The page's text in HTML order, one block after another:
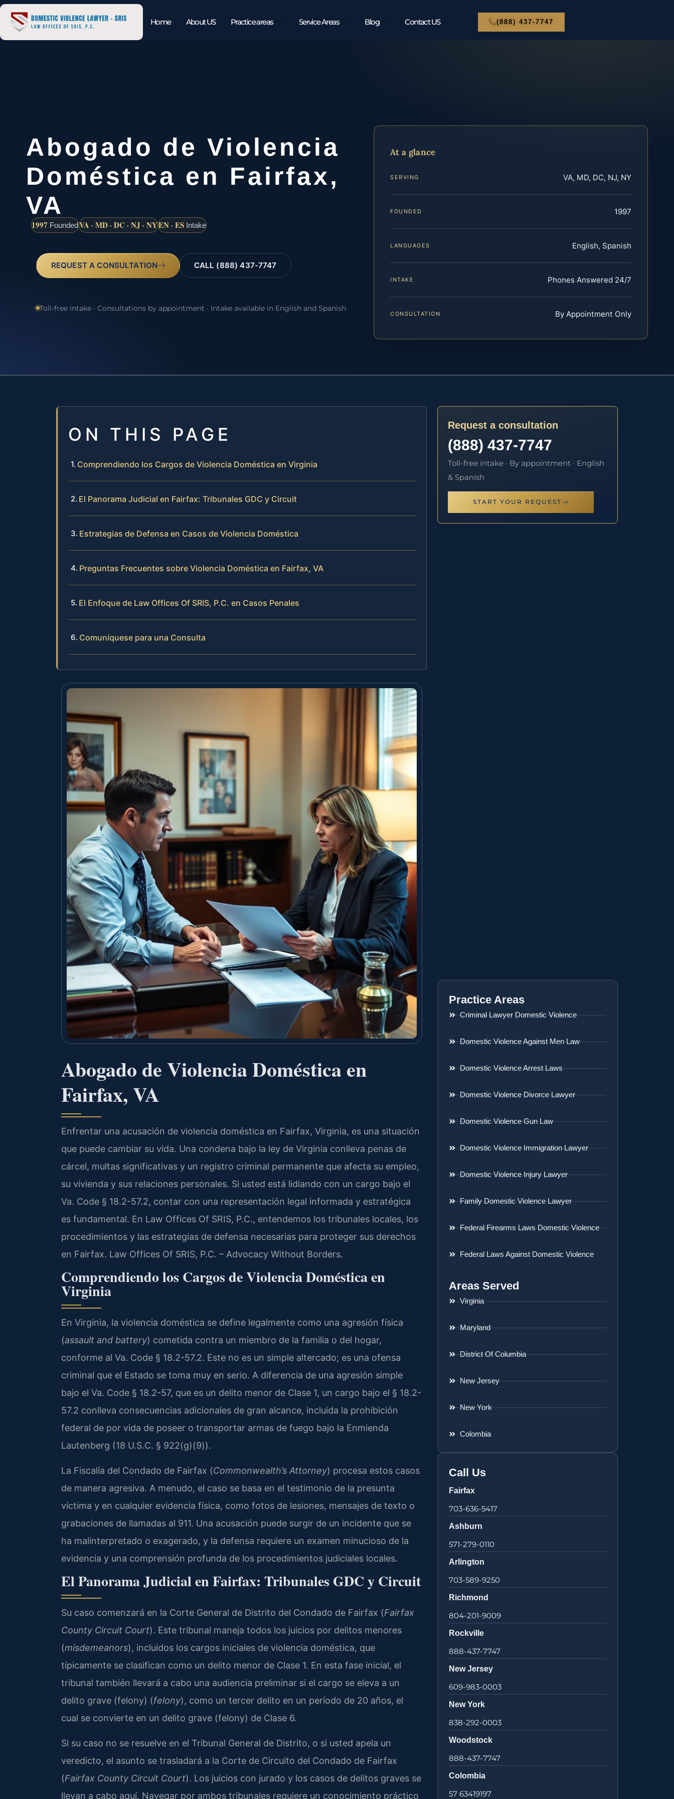
Home About US Practice areas Service Areas Blog Contact US (888) 437-7747
Abogado de Violencia
Doméstica en Fairfax,
VA
1997 FoundedVA · MD · DC · NJ · NYEN · ES Intake
REQUEST A CONSULTATION CALL (888) 437-7747
Toll-free intake · Consultations by appointment · Intake available in English and Spanish
At a glance
SERVING VA, MD, DC, NJ, NY
FOUNDED 1997
LANGUAGES English, Spanish
INTAKE Phones Answered 24/7
CONSULTATION By Appointment Only
ON THIS PAGE
Comprendiendo los Cargos de Violencia Doméstica en Virginia
El Panorama Judicial en Fairfax: Tribunales GDC y Circuit
Estrategias de Defensa en Casos de Violencia Doméstica
Preguntas Frecuentes sobre Violencia Doméstica en Fairfax, VA
El Enfoque de Law Offices Of SRIS, P.C. en Casos Penales
Comuníquese para una Consulta
Abogado de Violencia Doméstica en
Fairfax, VA
Enfrentar una acusación de violencia doméstica en Fairfax, Virginia, es una situación
que puede cambiar su vida. Una condena bajo la ley de Virginia conlleva penas de
cárcel, multas significativas y un registro criminal permanente que afecta su empleo,
su vivienda y sus relaciones personales. Si usted está lidiando con un cargo bajo el
Va. Code § 18.2-57.2, contar con una representación legal informada y estratégica
es fundamental. En Law Offices Of SRIS, P.C., entendemos los tribunales locales, los
procedimientos y las estrategias de defensa necesarias para proteger sus derechos
en Fairfax. Law Offices Of SRIS, P.C. – Advocacy Without Borders.
Comprendiendo los Cargos de Violencia Doméstica en
Virginia
En Virginia, la violencia doméstica se define legalmente como una agresión física
(assault and battery) cometida contra un miembro de la familia o del hogar,
conforme al Va. Code § 18.2-57.2. Este no es un simple altercado; es una ofensa
criminal que el Estado se toma muy en serio. A diferencia de una agresión simple
bajo el Va. Code § 18.2-57, que es un delito menor de Clase 1, un cargo bajo el § 18.2-
57.2 conlleva consecuencias adicionales de gran alcance, incluida la prohibición
federal de por vida de poseer o transportar armas de fuego bajo la Enmienda
Lautenberg (18 U.S.C. § 922(g)(9)).
La Fiscalía del Condado de Fairfax (Commonwealth’s Attorney) procesa estos casos
de manera agresiva. A menudo, el caso se basa en el testimonio de la presunta
víctima y en cualquier evidencia física, como fotos de lesiones, mensajes de texto o
grabaciones de llamadas al 911. Una acusación puede surgir de un incidente que se
ha malinterpretado o exagerado, y la defensa requiere un examen minucioso de la
evidencia y una comprensión profunda de los procedimientos judiciales locales.
El Panorama Judicial en Fairfax: Tribunales GDC y Circuit
Su caso comenzará en la Corte General de Distrito del Condado de Fairfax (Fairfax
County Circuit Court). Este tribunal maneja todos los juicios por delitos menores
(misdemeanors), incluidos los cargos iniciales de violencia doméstica, que
típicamente se clasifican como un delito menor de Clase 1. En esta fase inicial, el
tribunal también llevará a cabo una audiencia preliminar si el cargo se eleva a un
delito grave (felony) (felony), como un tercer delito en un período de 20 años, el
cual se convierte en un delito grave (felony) de Clase 6.
Si su caso no se resuelve en el Tribunal General de Distrito, o si usted apela un
veredicto, el asunto se trasladará a la Corte de Circuito del Condado de Fairfax
(Fairfax County Circuit Court). Los juicios con jurado y los casos de delitos graves se
llevan a cabo aquí. Navegar por ambos tribunales requiere un conocimiento práctico
Request a consultation
(888) 437-7747
Toll-free intake · By appointment · English
& Spanish
START YOUR REQUEST
Practice Areas
Criminal Lawyer Domestic Violence
Domestic Violence Against Men Law
Domestic Violence Arrest Laws
Domestic Violence Divorce Lawyer
Domestic Violence Gun Law
Domestic Violence Immigration Lawyer
Domestic Violence Injury Lawyer
Family Domestic Violence Lawyer
Federal Firearms Laws Domestic Violence
Federal Laws Against Domestic Violence
Areas Served
Virginia
Maryland
District Of Columbia
New Jersey
New York
Colombia
Call Us
Fairfax
703-636-5417
Ashburn
571-279-0110
Arlington
703-589-9250
Richmond
804-201-9009
Rockville
888-437-7747
New Jersey
609-983-0003
New York
838-292-0003
Woodstock
888-437-7747
Colombia
57 63419197